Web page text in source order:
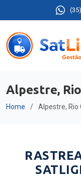
Alpestre,
Home Alpestre, Rio